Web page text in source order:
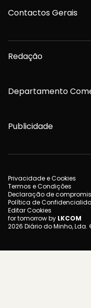
Contactos Gerais
Redação
Departamento
Publicidade
Privacidade e Cookies
Termos e Condições
Declaração de
Política de
Editar Cookies
for tomorrow by LKCOM
2026 Diário do Minho,